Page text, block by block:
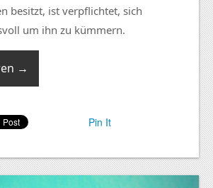
besitzt, ist verpflichtet, sich
um ihn zu kümmern.
→
Pin It